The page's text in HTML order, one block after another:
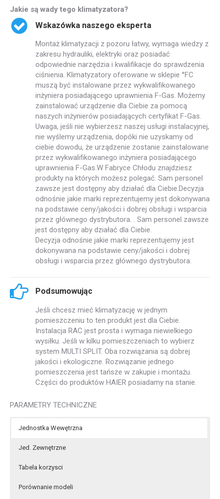
Jakie są wady tego klimatyzatora?
Wskazówka naszego eksperta
Montaż klimatyzacji z pozoru łatwy, wymaga wiedzy z
zakresu hydrauliki, elektryki oraz posiadać
odpowiednie narzędzia i kwalifikacje do sprawdzenia
ciśnienia. Klimatyzatory oferowane w sklepie °FC
muszą być instalowane przez wykwalifikowanego
inżyniera posiadającego uprawnienia F-Gas. Możemy
zainstalować urządzenie dla Ciebie za pomocą
naszych inżynierów posiadających certyfikat F-Gas.
Uwaga, jeśli nie wybierzesz naszej usługi instalacyjnej,
nie wyślemy urządzenia, dopóki nie uzyskamy od
ciebie dowodu, że urządzenie zostanie zainstalowane
przez wykwalifikowanego inżyniera posiadającego
uprawnienia F-Gas.W Fabryce Chłodu znajdziesz
produkty na których możesz polegać. Sam personel
zawsze jest dostępny aby działać dla Ciebie.Decyzja
odnośnie jakie marki reprezentujemy jest dokonywana
na podstawie ceny/jakości i dobrej obsługi i wsparcia
przez głównego dystrybutora. . Sam personel zawsze
jest dostępny aby działać dla Ciebie.
Decyzja odnośnie jakie marki reprezentujemy jest
dokonywana na podstawie ceny/jakości i dobrej
obsługi i wsparcia przez głównego dystrybutora.
Podsumowując
Jeśli chcesz mieć klimatyzację w jednym
pomieszczeniu to ten produkt jest dla Ciebie.
Instalacja RAC jest prosta i wymaga niewielkiego
wysiłku. Jeśli w kilku pomieszczeniach to wybierz
system MULTI SPLIT. Oba rozwiązania są dobrej
jakości i ekologiczne. Rozwiązanie jednego
pomieszczenia jest tańsze w zakupie i montażu.
Części do produktów HAIER posiadamy na stanie.
PARAMETRY TECHNICZNE
Jednostka Wewętrzna
Jed. Zewnętrzne
Tabela korzysci
Porównanie modeli